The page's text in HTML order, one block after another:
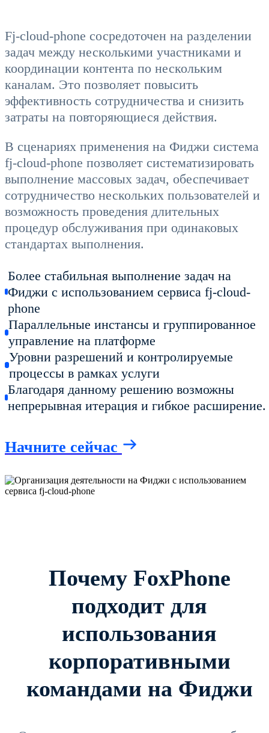
Fj-cloud-phone сосредоточен на разделении
задач между несколькими участниками и
координации контента по нескольким
каналам. Это позволяет повысить
эффективность сотрудничества и снизить
затраты на повторяющиеся действия.
В сценариях применения на Фиджи система
fj-cloud-phone позволяет систематизировать
выполнение массовых задач, обеспечивает
сотрудничество нескольких пользователей и
возможность проведения длительных
процедур обслуживания при одинаковых
стандартах выполнения.
Более стабильная выполнение задач на
Фиджи с использованием сервиса fj-cloud-
phone
Параллельные инстансы и группированное
управление на платформе
Уровни разрешений и контролируемые
процессы в рамках услуги
Благодаря данному решению возможны
непрерывная итерация и гибкое расширение.
Начните сейчас
Почему FoxPhone
подходит для
использования
корпоративными
командами на Фиджи